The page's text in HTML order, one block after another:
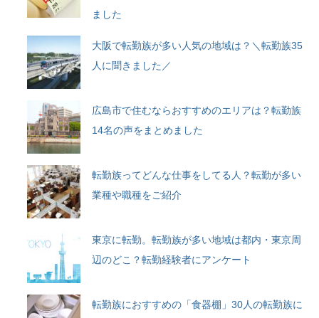
ました
大阪で転勤族が多い人気の地域は？＼転勤族35
人に聞きました／
広島市で住むならおすすめのエリアは？転勤族
14名の声をまとめました
転勤族ってどんな仕事をしてる人？転勤が多い
業種や職種をご紹介
東京に転勤。転勤族が多い地域は都内・東京周
辺のどこ？転勤経験者にアンケート
転勤族におすすめの「食器棚」30人の転勤族に